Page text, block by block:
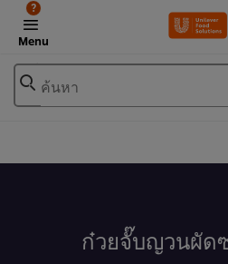
Menu
?
ค้นหา
ก๋วยจั๊บญวนผัด